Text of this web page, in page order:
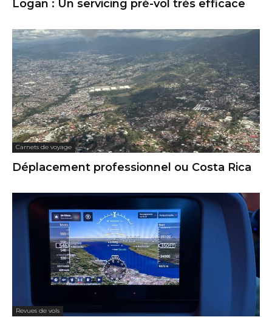
Logan : Un servicing pré-vol très efficace
Carnets de voyage
Déplacement professionnel ou Costa Rica
Revues de vols